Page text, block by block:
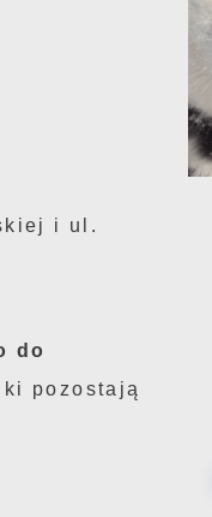
i ul.
do
pozostają